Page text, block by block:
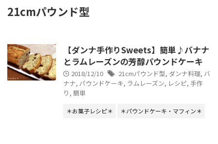
21cmパウンド型
【ダンナ手作りSweets】簡単♪バナナ
とラムレーズンの芳醇パウンドケーキ
2018/12/10 21cmパウンド型, ダンナ料理, バ
ナナ, パウンドケーキ, ラムレーズン, レシピ, 手作
り , 簡単
＊お菓子レシピ＊ ＊パウンドケーキ・マフィン＊